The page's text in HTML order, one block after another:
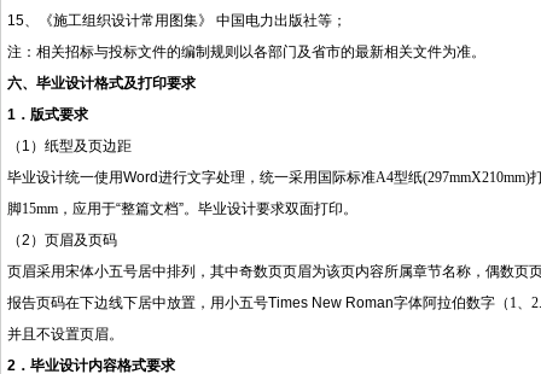
15、《施工组织设计常用图集》 中国电力出版社等；
注：相关招标与投标文件的编制规则以各部门及省市的最新相关文件为准。
六、毕业设计格式及打印要求
1． 版式要求
（ 1 ） 纸型及页边距
毕业设计统一使用Word进行文字处理，统一采用国际标准A4型纸(297mmX210mm)
脚15mm，应用于“整篇文档”。 毕业设计要求双面打印。
（2 ） 页眉及页码
页眉采用宋体小五号居中排列，其中奇数页页眉为该页内容所属章节名称，偶数页
报告页码在下边线下居中放置，用小五号Times New Roman字体阿拉伯数字（ 1、
并且不设置页眉。
2．毕业设计内容格式要求